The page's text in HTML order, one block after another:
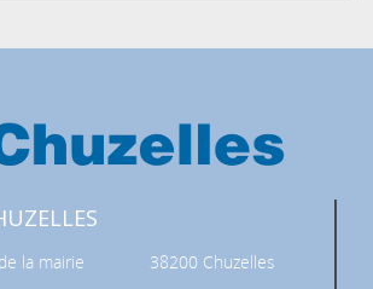
la mairie
38200 Chuzelles